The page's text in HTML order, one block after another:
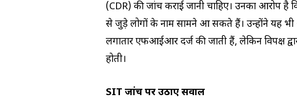
(CDR) की जांच कराई जानी चाहिए। उनका आरोप
से जुड़े लोगों के नाम सामने आ सकते हैं। उन्होंने यह भी
लगातार एफआईआर दर्ज की जाती हैं, लेकिन विपक्ष
होती।
SIT जांच पर उठाए सवाल